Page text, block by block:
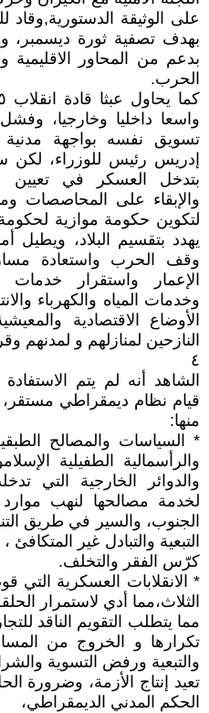
على الوثيقة الدستورية,وقاد
بهدف تصفية ثورة ديسمبر،
بدعم من المحاور الاقليمية
الحرب.
واسعا داخليا وخارجيا،
تسويق نفسه بواجهة
إدريس رئيس للوزراء،
بتدخل العسكر في تعيين
والإبقاء على المحاصصات
لتكوين حكومة موازية
يهدد بتقسيم البلاد، ويطيل
وقف الحرب واستعادة
الإعمار واستقرار خدمات
وخدمات المياه والكهرباء
الأوضاع الاقتصادية
النازحين لمنازلهم و لمدنهم
٤
الشاهد أنه لم يتم
قيام نظام ديمقراطي
منها:
* السياسات والمصالح
والرأسمالية الطفيلية
والدوائر الخارجية التي
لخدمة مصالحها لنهب موارد
الجنوب، والسير في طريق
التبعية والتبادل غير المتكافئ
كرّس الفقر والتخلف.
* الانقلابات العسكرية التي
الثلاث،مما أدي لاستمرار
مما يتطلب التقويم الناقد
تكرارها و الخروج من
والتبعية ورفض التسوية
تعيد إنتاج الأزمة، وضرورة
الحكم المدني الديمقراطي،